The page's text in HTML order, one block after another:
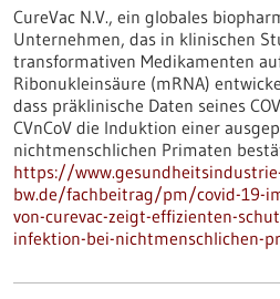
CureVac N.V., ein globales
Unternehmen, das in klinischen
transformativen Medikamenten
Ribonukleinsäure (mRNA)
dass präklinische Daten seines
CVnCoV die Induktion einer
nichtmenschlichen Primaten
https://
bw.de/fachbeitrag/pm/covid-19-
von-curevac-zeigt-effizienten-
infektion-bei-nichtmenschlichen-